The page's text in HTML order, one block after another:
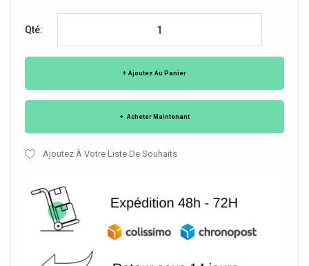
Qté:
Ajoutez Au Panier
Acheter Maintenant
Ajoutez À Votre Liste De Souhaits